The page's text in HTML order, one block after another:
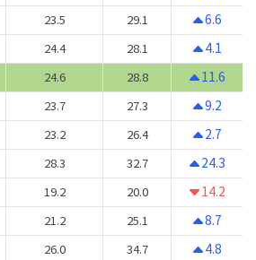
23.5 29.1 6.6
24.4 28.1 4.1
24.6 28.8 11.6
23.7 27.3 9.2
23.2 26.4 2.7
28.3 32.7 24.3
19.2 20.0 14.2
21.2 25.1 8.7
26.0 34.7 4.8